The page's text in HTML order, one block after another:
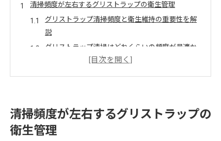
清掃頻度が左右するグリストラップの衛生管理
グリストラップ清掃頻度と衛生維持の重要性を解
説
グリストラップ清掃はどれくらいの頻度が最適か
法律とグリストラップ清掃頻度の関係を押さえる
清掃頻度が生むグリストラップの衛生リスク対策
効率的なグリストラップ清掃を実現するコツ
グリストラップ清掃を効率化する手順と頻度管理
清掃道具選びで変わるグリストラップ清掃効率
清掃頻度が左右するグリストラップの
衛生管理